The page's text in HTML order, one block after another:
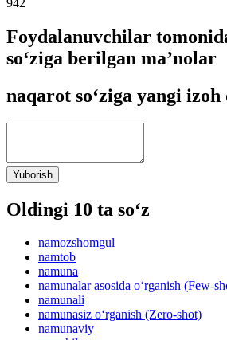
Foydalanuvchilar
so‘ziga berilgan ma’nolar
naqarot so‘ziga yangi izoh
Yuborish
Oldingi 10 ta so‘z
namozshomgul
namtob
namuna
namunalar asosida o‘rganish (Few-
namunali
namunasiz o‘rganish (Zero-shot)
namunaviy